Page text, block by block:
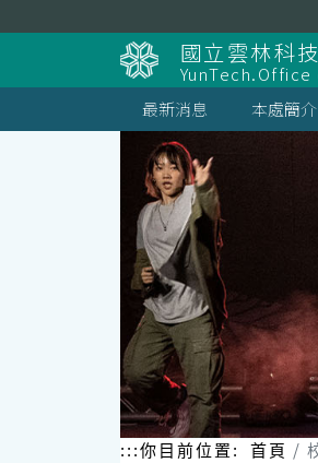
到
主
要
內
容
塊
國立雲林科
最新消息
本處簡介
:::你目前位置: 首頁